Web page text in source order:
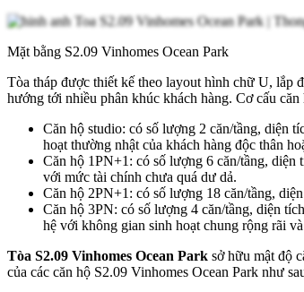
Mặt bằng S2.09 Vinhomes Ocean Park
Tòa tháp được thiết kế theo layout hình chữ U, lắp
hướng tới nhiều phân khúc khách hàng. Cơ cấu
Căn hộ studio: có số lượng 2 căn/tầng, diện
hoạt thường nhật của khách hàng độc thân
Căn hộ 1PN+1: có số lượng 6 căn/tầng,
với mức tài chính chưa quá dư dả.
Căn hộ 2PN+1: có số lượng 18 căn/tầng,
Căn hộ 3PN: có số lượng 4 căn/tầng, diện
hệ với không gian sinh hoạt chung rộng rãi
Tòa S2.09 Vinhomes Ocean Park sở hữu mật độ
của các căn hộ S2.09 Vinhomes Ocean Park như